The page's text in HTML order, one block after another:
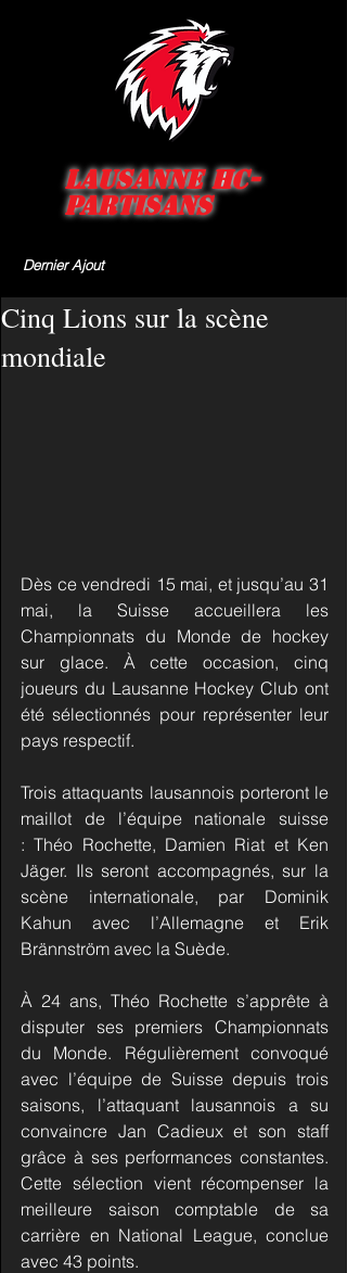
Lausanne HC-
Partisans
Dernier Ajout
Cinq Lions sur la scène
mondiale
Dès ce vendredi 15 mai, et jusqu’au 31
mai, la Suisse accueillera les
Championnats du Monde de hockey
sur glace. À cette occasion, cinq
joueurs du Lausanne Hockey Club ont
été sélectionnés pour représenter leur
pays respectif.
Trois attaquants lausannois porteront le
maillot de l’équipe nationale suisse
: Théo Rochette, Damien Riat et Ken
Jäger. Ils seront accompagnés, sur la
scène internationale, par Dominik
Kahun avec l’Allemagne et Erik
Brännström avec la Suède.
À 24 ans, Théo Rochette s’apprête à
disputer ses premiers Championnats
du Monde. Régulièrement convoqué
avec l’équipe de Suisse depuis trois
saisons, l’attaquant lausannois a su
convaincre Jan Cadieux et son staff
grâce à ses performances constantes.
Cette sélection vient récompenser la
meilleure saison comptable de sa
carrière en National League, conclue
avec 43 points.